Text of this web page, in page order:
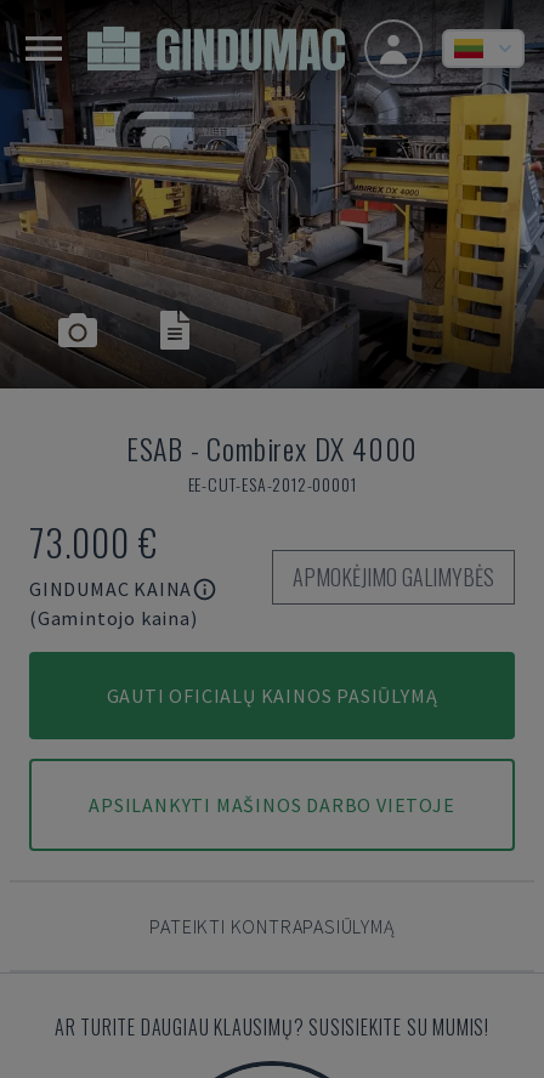
ESAB - Combirex DX 4000
EE-CUT-ESA-2012-00001
73.000 €
GINDUMAC KAINA
(Gamintojo kaina)
APMOKĖJIMO GALIMYBĖS
GAUTI OFICIALŲ KAINOS PASIŪLYMĄ
APSILANKYTI MAŠINOS DARBO VIETOJE
PATEIKTI KONTRAPASIŪLYMĄ
AR TURITE DAUGIAU KLAUSIMŲ? SUSISIEKITE SU MUMIS!